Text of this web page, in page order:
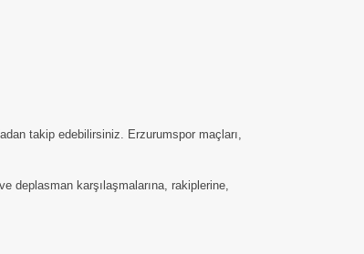
takip edebilirsiniz. Erzurumspor maçları,
deplasman karşılaşmalarına, rakiplerine,